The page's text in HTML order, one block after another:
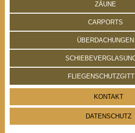
ZÄUNE
CARPORTS
ÜBERDACHUNGEN
KONTAKT
DATENSCHUTZ